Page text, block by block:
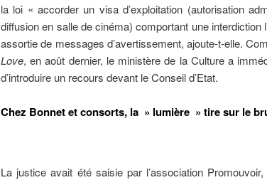
la loi « accorder un visa d’exploitation (autorisation
diffusion en salle de cinéma) comportant une
assortie de messages d’avertissement, ajoute-t-elle.
Love, en août dernier, le ministère de la Culture a
d’introduire un recours devant le Conseil d’Etat.
Chez Bonnet et consorts, la » lumière » tire sur le
La justice avait été saisie par l’association